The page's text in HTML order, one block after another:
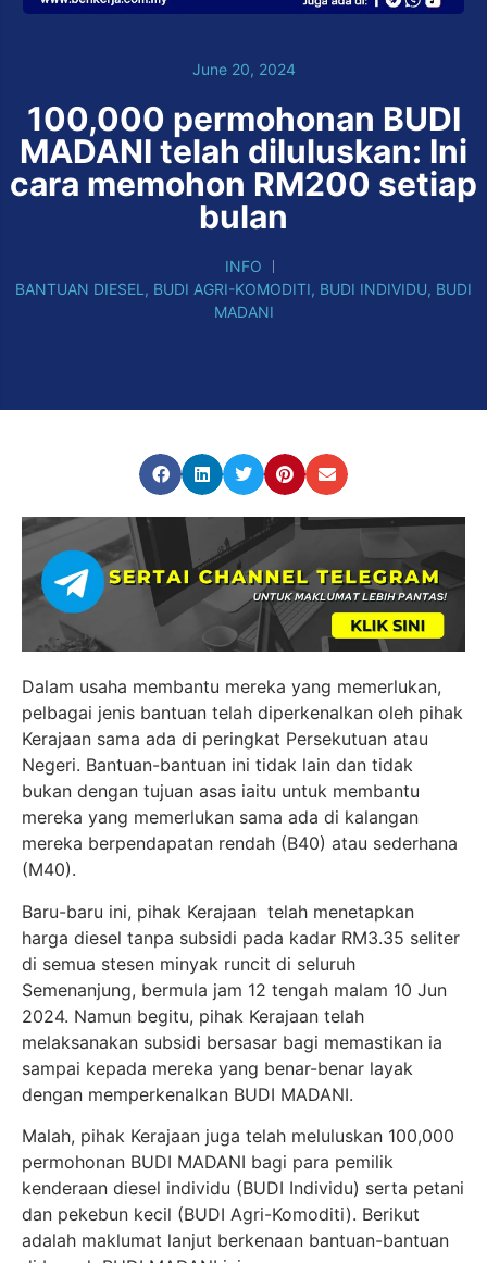
June 20, 2024
100,000 permohonan BUDI
MADANI telah diluluskan: Ini
cara memohon RM200 setiap
bulan
INFO
BANTUAN DIESEL , BUDI AGRI-KOMODITI, BUDI INDIVIDU, BUDI
MADANI
Dalam usaha membantu mereka yang memerlukan,
pelbagai jenis bantuan telah diperkenalkan oleh pihak
Kerajaan sama ada di peringkat Persekutuan atau
Negeri. Bantuan-bantuan ini tidak lain dan tidak
bukan dengan tujuan asas iaitu untuk membantu
mereka yang memerlukan sama ada di kalangan
mereka berpendapatan rendah (B40) atau sederhana
(M40).
Baru-baru ini, pihak Kerajaan telah menetapkan
harga diesel tanpa subsidi pada kadar RM3.35 seliter
di semua stesen minyak runcit di seluruh
Semenanjung, bermula jam 12 tengah malam 10 Jun
2024. Namun begitu, pihak Kerajaan telah
melaksanakan subsidi bersasar bagi memastikan ia
sampai kepada mereka yang benar-benar layak
dengan memperkenalkan BUDI MADANI.
Malah, pihak Kerajaan juga telah meluluskan 100,000
permohonan BUDI MADANI bagi para pemilik
kenderaan diesel individu (BUDI Individu) serta petani
dan pekebun kecil (BUDI Agri-Komoditi). Berikut
adalah maklumat lanjut berkenaan bantuan-bantuan